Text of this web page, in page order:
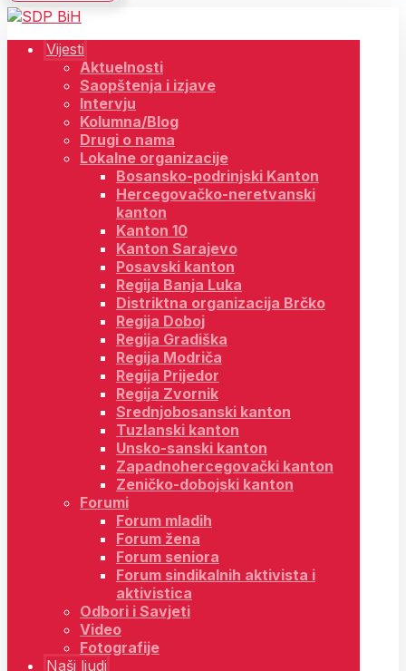
Vijesti
Aktuelnosti
Saopštenja i izjave
Intervju
Kolumna/Blog
Drugi o nama
Lokalne organizacije
Bosansko-podrinjski Kanton
Hercegovačko-neretvanski
kanton
Kanton 10
Kanton Sarajevo
Posavski kanton
Regija Banja Luka
Distriktna organizacija Brčko
Regija Doboj
Regija Gradiška
Regija Modriča
Regija Prijedor
Regija Zvornik
Srednjobosanski kanton
Tuzlanski kanton
Unsko-sanski kanton
Zapadnohercegovački kanton
Zeničko-dobojski kanton
Forumi
Forum mladih
Forum žena
Forum seniora
Forum sindikalnih aktivista i
aktivistica
Odbori i Savjeti
Video
Fotografije
Naši ljudi